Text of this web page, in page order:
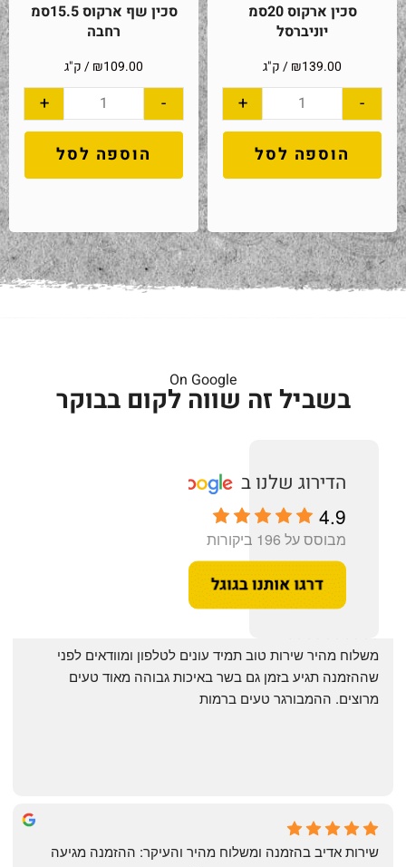
סכין ארקוס 20סמ
יוניברסל
₪139.00 / ק"ג
-
+
הוספה לסל
סכין שף ארקוס 15.5סמ
רחבה
₪109.00 / ק"ג
-
+
הוספה לסל
On Google
בשביל זה שווה לקום בבוקר
4.9
מבוסס על 196 ביקורות
May Azulay
a month ago
מרוצים. ההמבורגר טעים ברמות